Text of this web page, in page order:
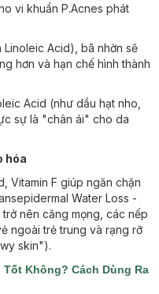
vi khuẩn P.Acnes phát
Linoleic Acid), bã nhờn sẽ
hơn và hạn chế hình thành
Acid (như dầu hạt nho,
sự là "chân ái" cho da
hóa
Vitamin F giúp ngăn chặn
Water Loss -
nên căng mọng, các nếp
ngoài trẻ trung và rạng rỡ
skin").
Không? Cách Dùng Ra